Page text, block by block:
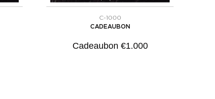
C-1000
CADEAUBON
Cadeaubon €1.000